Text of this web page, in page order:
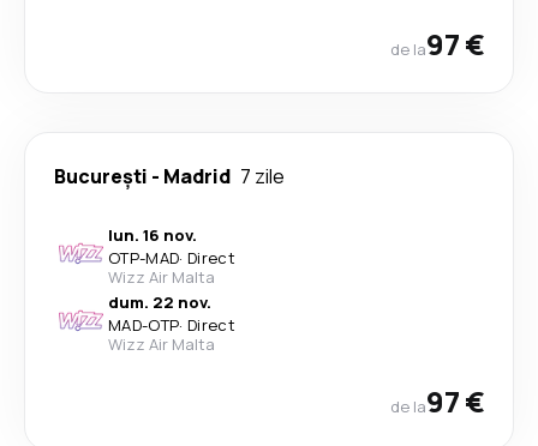
de la97 €
București - Madrid 7 zile
lun. 16 nov.
OTP-MAD· Direct
Wizz Air Malta
dum. 22 nov.
MAD-OTP· Direct
Wizz Air Malta
de la97 €